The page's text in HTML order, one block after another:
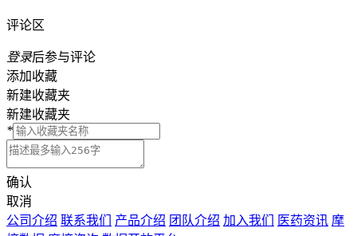
评论区
登录后参与评论
添加收藏
新建收藏夹
新建收藏夹
*
确认
取消
公司介绍 联系我们 产品介绍 团队介绍 加入我们 医药资讯 摩